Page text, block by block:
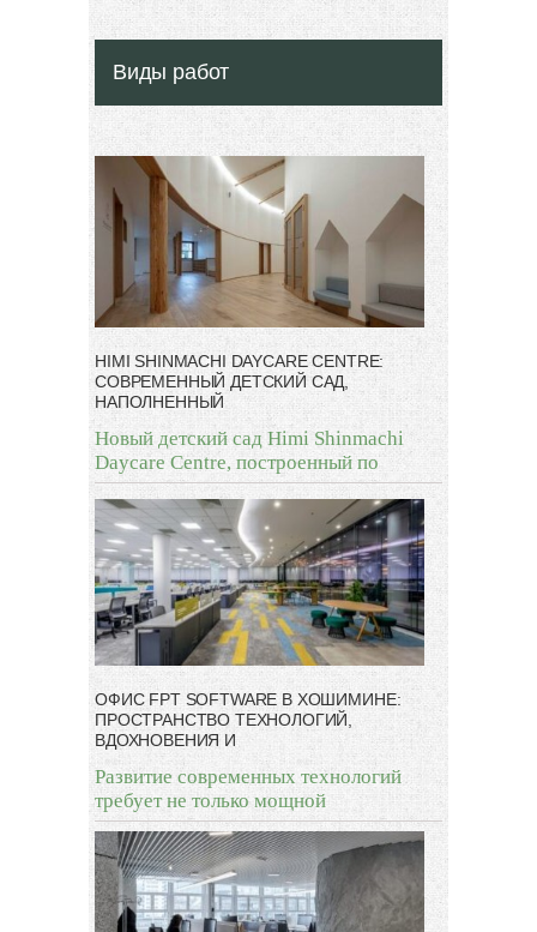
Виды работ
HIMI SHINMACHI DAYCARE CENTRE:
СОВРЕМЕННЫЙ ДЕТСКИЙ САД,
НАПОЛНЕННЫЙ
Новый детский сад Himi Shinmachi
Daycare Centre, построенный по
ОФИС FPT SOFTWARE В ХОШИМИНЕ:
ПРОСТРАНСТВО ТЕХНОЛОГИЙ,
ВДОХНОВЕНИЯ И
Развитие современных технологий
требует не только мощной